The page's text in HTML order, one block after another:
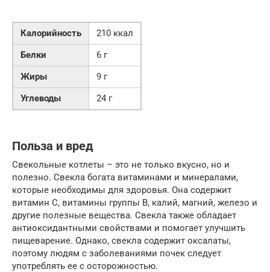
Калорийность
210 ккал
Белки
6 г
Жиры
9 г
Углеводы
24 г
Польза и вред
Свекольные котлеты – это не только вкусно, но и
полезно. Свекла богата витаминами и минералами,
которые необходимы для здоровья. Она содержит
витамин C, витамины группы B, калий, магний, железо и
другие полезные вещества. Свекла также обладает
антиоксидантными свойствами и помогает улучшить
пищеварение. Однако, свекла содержит оксалаты,
поэтому людям с заболеваниями почек следует
употреблять ее с осторожностью.